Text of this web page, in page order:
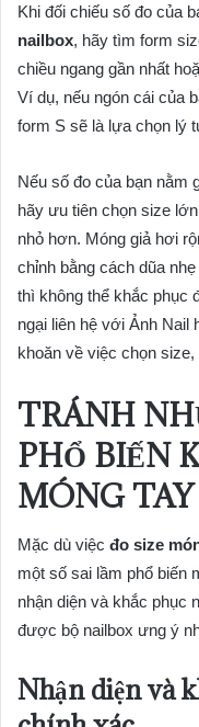
Khi đối chiếu số đo của
nailbox, hãy tìm form
chiều ngang gần nhất
Ví dụ, nếu ngón cái của
form S sẽ là lựa chọn lý
Nếu số đo của bạn nằm
hãy ưu tiên chọn size
nhỏ hơn. Móng giả hơi
chỉnh bằng cách dũa
thì không thể khắc phục
ngại liên hệ với Ảnh Nail
khoăn về việc chọn
TRÁNH
PHỔ BIẾN
MÓNG TAY
Mặc dù việc đo size
một số sai lầm phổ biến
nhận diện và khắc phục
được bộ nailbox ưng ý
Nhận diện và